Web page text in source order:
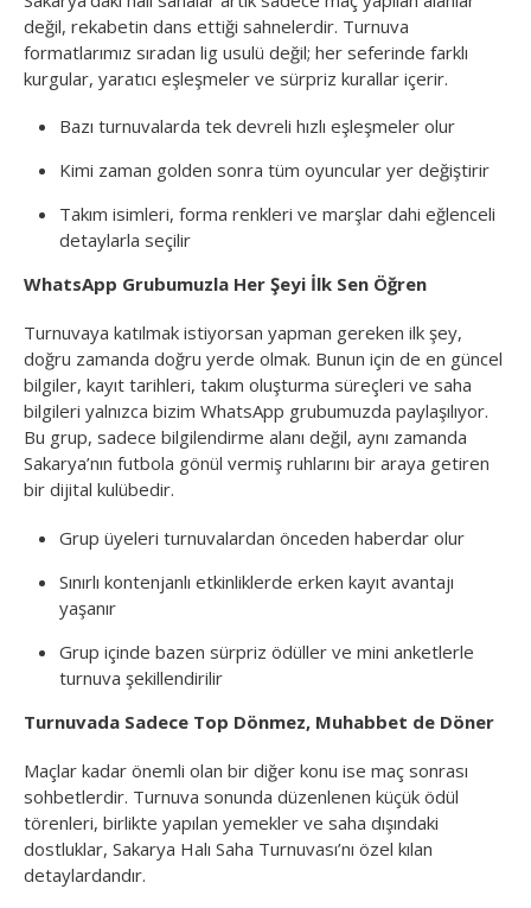
değil, rekabetin dans ettiği sahnelerdir. Turnuva
formatlarımız sıradan lig usulü değil; her seferinde farklı
kurgular, yaratıcı eşleşmeler ve sürpriz kurallar içerir.
Bazı turnuvalarda tek devreli hızlı eşleşmeler olur
Kimi zaman golden sonra tüm oyuncular yer değiştirir
Takım isimleri, forma renkleri ve marşlar dahi eğlenceli
detaylarla seçilir
WhatsApp Grubumuzla Her Şeyi İlk Sen Öğren
Turnuvaya katılmak istiyorsan yapman gereken ilk şey,
doğru zamanda doğru yerde olmak. Bunun için de en güncel
bilgiler, kayıt tarihleri, takım oluşturma süreçleri ve saha
bilgileri yalnızca bizim WhatsApp grubumuzda paylaşılıyor.
Bu grup, sadece bilgilendirme alanı değil, aynı zamanda
Sakarya’nın futbola gönül vermiş ruhlarını bir araya getiren
bir dijital kulübedir.
Grup üyeleri turnuvalardan önceden haberdar olur
Sınırlı kontenjanlı etkinliklerde erken kayıt avantajı
yaşanır
Grup içinde bazen sürpriz ödüller ve mini anketlerle
turnuva şekillendirilir
Turnuvada Sadece Top Dönmez, Muhabbet de Döner
Maçlar kadar önemli olan bir diğer konu ise maç sonrası
sohbetlerdir. Turnuva sonunda düzenlenen küçük ödül
törenleri, birlikte yapılan yemekler ve saha dışındaki
dostluklar, Sakarya Halı Saha Turnuvası’nı özel kılan
detaylardandır.